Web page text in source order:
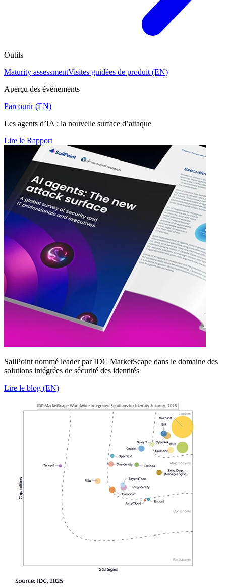
Outils
Maturity assessmentVisites guidées de produit (EN)
Aperçu des événements
Parcourir (EN)
Les agents d’IA : la nouvelle surface d’attaque
Lire le Rapport
SailPoint nommé leader par IDC MarketScape dans le domaine des
solutions intégrées de sécurité des identités
Lire le blog (EN)